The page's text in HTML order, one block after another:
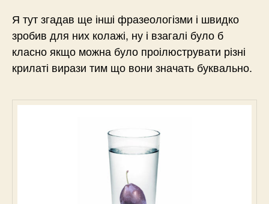
Я тут згадав ще інші фразеологізми і швидко
зробив для них колажі, ну і взагалі було б
класно якщо можна було проілюструвати різні
крилаті вирази тим що вони значать буквально.